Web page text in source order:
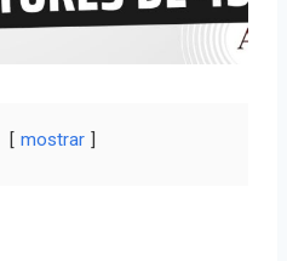
mostrar